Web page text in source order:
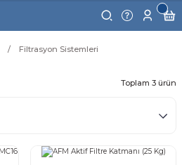
Filtrasyon Sistemleri
Toplam 3 ürün